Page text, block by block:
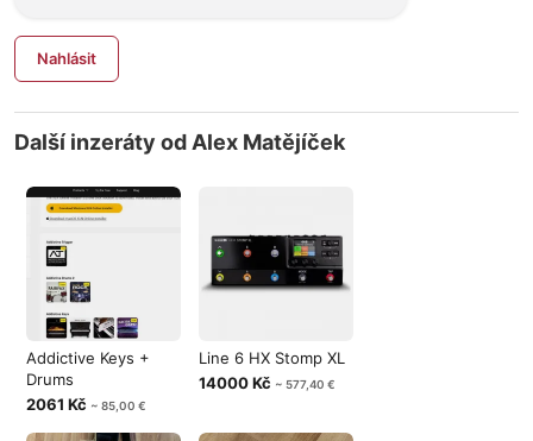
Nahlásit
Další inzeráty od Alex Matějíček
Addictive Keys +
Drums
2061 Kč ~ 85,00 €
Line 6 HX Stomp XL
14000 Kč ~ 577,40 €